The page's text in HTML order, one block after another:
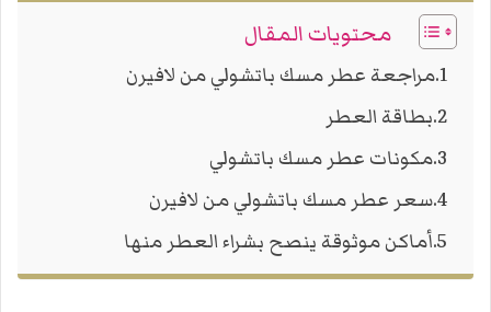
محتويات المقال
مراجعة عطر مسك باتشولي من لافيرن
بطاقة العطر
مكونات عطر مسك باتشولي
سعر عطر مسك باتشولي من لافيرن
أماكن موثوقة ينصح بشراء العطر منها